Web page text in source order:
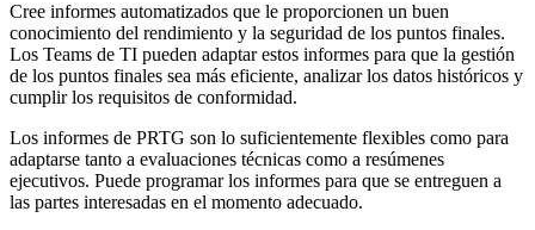
Cree informes automatizados que le proporcionen un buen
conocimiento del rendimiento y la seguridad de los puntos finales.
Los Teams de TI pueden adaptar estos informes para que la gestión
de los puntos finales sea más eficiente, analizar los datos históricos y
cumplir los requisitos de conformidad.
Los informes de PRTG son lo suficientemente flexibles como para
adaptarse tanto a evaluaciones técnicas como a resúmenes
ejecutivos. Puede programar los informes para que se entreguen a
las partes interesadas en el momento adecuado.